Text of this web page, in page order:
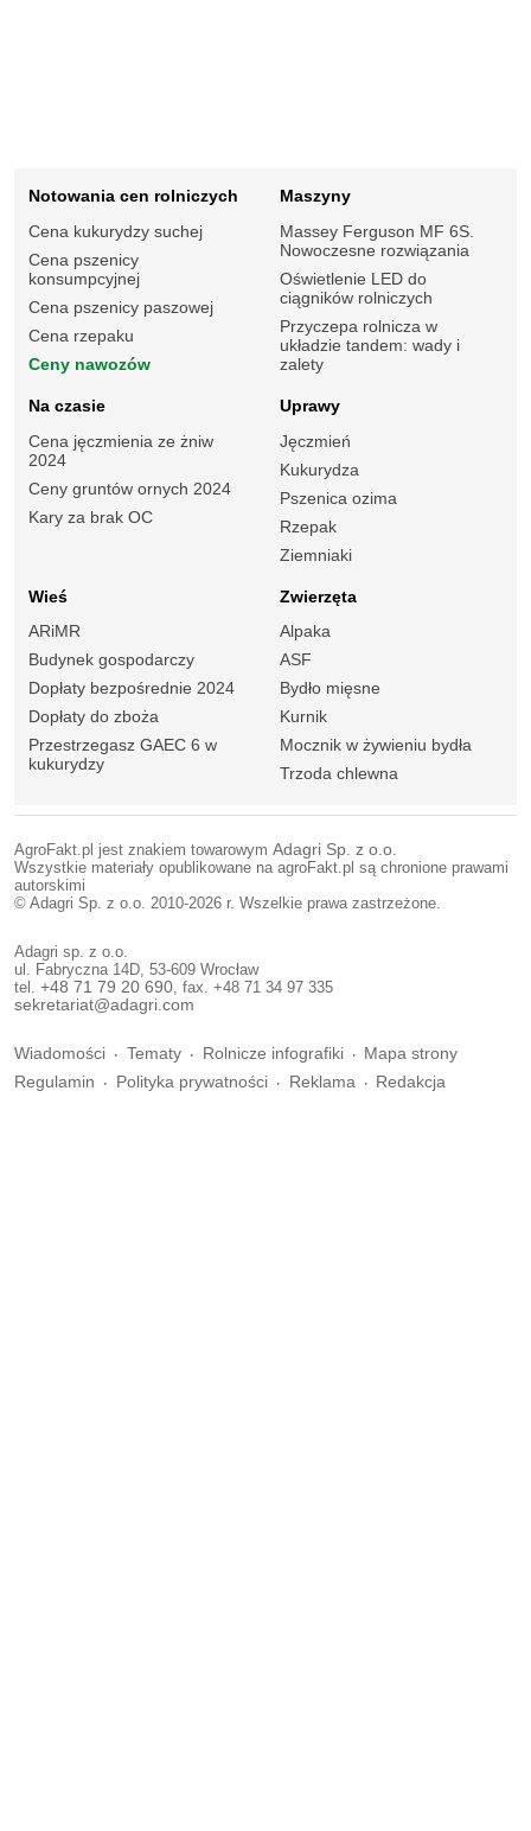
Notowania cen rolniczych
Cena kukurydzy suchej
Cena pszenicy
konsumpcyjnej
Cena pszenicy paszowej
Cena rzepaku
Ceny nawozów
Maszyny
Massey Ferguson MF 6S.
Nowoczesne rozwiązania
Oświetlenie LED do
ciągników rolniczych
Przyczepa rolnicza w
układzie tandem: wady i
zalety
Na czasie
Cena jęczmienia ze żniw
2024
Ceny gruntów ornych 2024
Kary za brak OC
Uprawy
Jęczmień
Kukurydza
Pszenica ozima
Rzepak
Ziemniaki
Wieś
ARiMR
Budynek gospodarczy
Dopłaty bezpośrednie 2024
Dopłaty do zboża
Przestrzegasz GAEC 6 w
kukurydzy
Zwierzęta
Alpaka
ASF
Bydło mięsne
Kurnik
Mocznik w żywieniu bydła
Trzoda chlewna
AgroFakt.pl jest znakiem towarowym Adagri Sp. z o.o.
Wszystkie materiały opublikowane na agroFakt.pl są chronione prawami
autorskimi
© Adagri Sp. z o.o. 2010-2026 r. Wszelkie prawa zastrzeżone.
Adagri sp. z o.o.
ul. Fabryczna 14D, 53-609 Wrocław
tel. +48 71 79 20 690 , fax. +48 71 34 97 335
sekretariat@adagri.com
Wiadomości Tematy Rolnicze infografiki
Mapa strony
Regulamin
Polityka prywatności Reklama Redakcja